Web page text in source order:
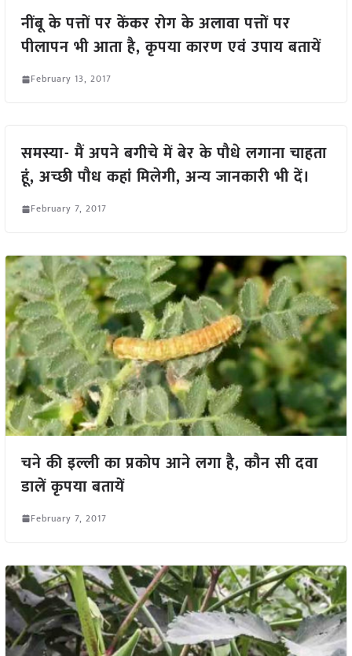
नींबू के पत्तों पर केंकर रोग के अलावा पत्तों पर
पीलापन भी आता है, कृपया कारण एवं उपाय बतायें
February 13, 2017
समस्या- मैं अपने बगीचे में बेर के पौधे लगाना चाहता
हूं, अच्छी पौध कहां मिलेगी, अन्य जानकारी भी दें।
February 7, 2017
चने की इल्ली का प्रकोप आने लगा है, कौन सी दवा
डालें कृपया बतायें
February 7, 2017